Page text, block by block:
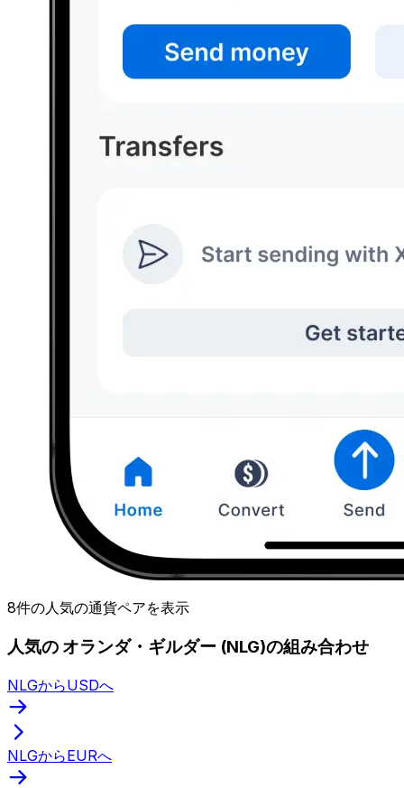
8件の人気の通貨ペアを表示
人気の オランダ・ギルダー (NLG)の組み合わせ
NLGからUSDへ
NLGからEURへ